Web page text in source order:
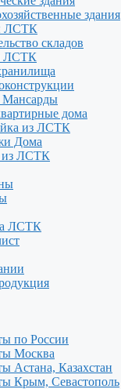
здания
ЛСТК
складов
ЛСТК
Мансарды
дома
из ЛСТК
Дома
из ЛСТК
ЛСТК
по России
Москва
Астана, Казахстан
Крым, Севастополь